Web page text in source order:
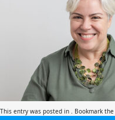
This entry was posted in . Bookmark the